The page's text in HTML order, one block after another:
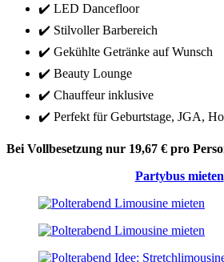
✔️ LED Dancefloor
✔️ Stilvoller Barbereich
✔️ Gekühlte Getränke auf Wunsch
✔️ Beauty Lounge
✔️ Chauffeur inklusive
✔️ Perfekt für Geburtstage, JGA,
Bei Vollbesetzung nur 19,67 € pro
Partybus mieten